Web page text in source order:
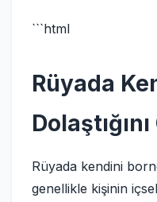
```html
Rüyada
Rüyada kendini
genellikle kişinin